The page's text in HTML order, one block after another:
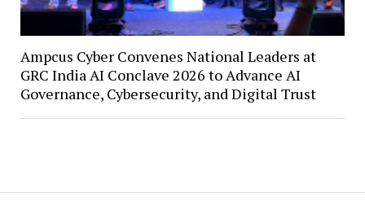
Ampcus Cyber Convenes National Leaders at
GRC India AI Conclave 2026 to Advance AI
Governance, Cybersecurity, and Digital Trust